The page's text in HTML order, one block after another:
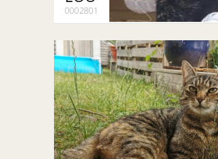
0002801